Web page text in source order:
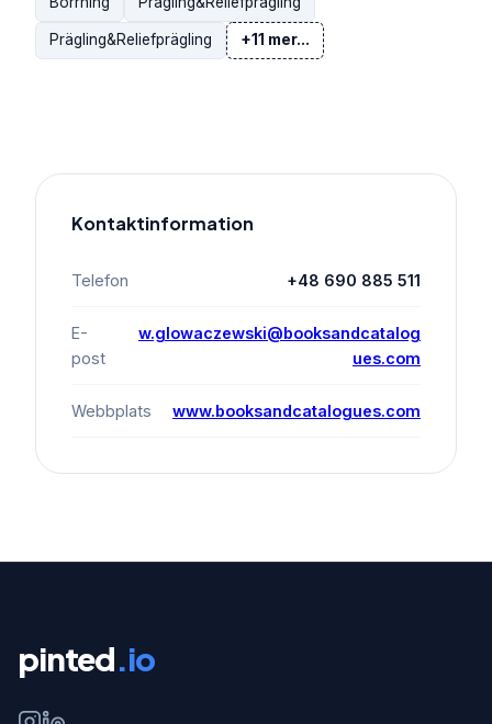
Prägling&Reliefprägling +11 mer...
Kontaktinformation
Telefon +48 690 885 511
E-
post
w.glowaczewski@booksandcatalog
ues.com
Webbplats www.booksandcatalogues.com
pinted.io